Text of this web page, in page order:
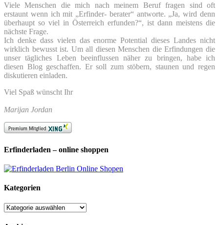
Viele Menschen die mich nach meinem Beruf fragen sind oft
erstaunt wenn ich mit „Erfinder- berater“ antworte. „Ja, wird denn
überhaupt so viel in Österreich erfunden?“, ist dann meistens die
nächste Frage.
Ich denke dass vielen das enorme Potential dieses Landes nicht
wirklich bewusst ist. Um all diesen Menschen die Erfindungen die
unser tägliches Leben beeinflussen näher zu bringen, habe ich
diesen Blog geschaffen. Er soll zum stöbern, staunen und regen
diskutieren einladen.
Viel Spaß wünscht Ihr
Marijan Jordan
Erfinderladen – online shoppen
Kategorien
Kategorien